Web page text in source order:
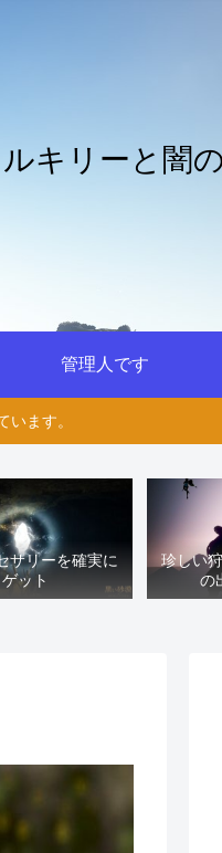
キリーと闇
管理人です
ます。
サリーを確実に
ゲット
珍しい
の